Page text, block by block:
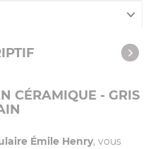
CÉRAMIQUE - GRIS
Émile Henry, vous